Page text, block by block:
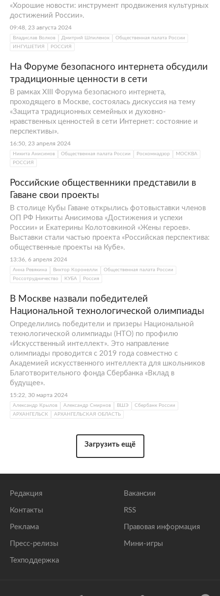
«Хорошие новости: инструмент продвижения культурных
достижений России».
09:48, 23 августа 2024
Владислав Волков Дмитрий Шпиленок
Общественная палата России
ИНГУШЕТИЯ
РОССИЯ
На Форуме безопасного интернета обсудили
традиционные ценности в сети
В рамках XIII Форума безопасного интернета,
проходящего в Москве, состоялась дискуссия на тему
«Защита традиционных семейных и духовно-
нравственных ценностей в сети Интернет: состояние и
перспективы».
16:50, 23 апреля 2024
Никита Анисимов Общественная палата России Роскомнадзор
МОСКВА
РОССИЯ
Российские общественники представили в
Гаване свои проекты
В столице Кубы Гаване открылись фотовыставки членов
ОП РФ Никиты Анисимова «Достижения и успехи
России» и Екатерины Колотовкиной «Жены героев».
Выставки стали частью проекта «Российская перспектива:
общественные проекты на Кубе».
13:36, 6 апреля 2024
Анна Ревякина Виктор Коронелли
Общественная палата России
Россотрудничество
КУБА Россия
В Москве назвали победителей
Национальной технологической олимпиады
Определились победители и призеры Национальной
технологической олимпиады (НТО) по профилю
«Искусственный интеллект». Это направление
олимпиады проводится с 2019 года совместно с
Академией искусственного интеллекта для школьников
Благотворительного фонда Сбербанка «Вклад в
будущее».
15:22, 30 марта 2024
Александр Крылов Александр Смирнов ВШЭ
Сбербанк России
АРХАНГЕЛЬСК
АРХАНГЕЛЬСКАЯ ОБЛАСТЬ
Загрузить ещё
Редакция
Контакты
Реклама
Пресс-релизы
Техподдержка
Вакансии
RSS
Правовая информация
Мини-игры